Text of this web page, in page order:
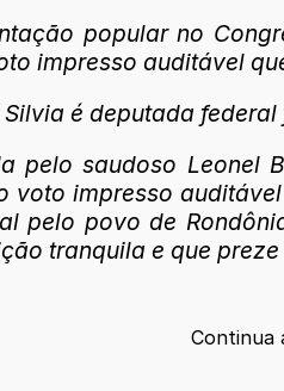
popular no
impresso auditável
é deputada
pelo saudoso
impresso
pelo povo de
tranquila e que
Continua